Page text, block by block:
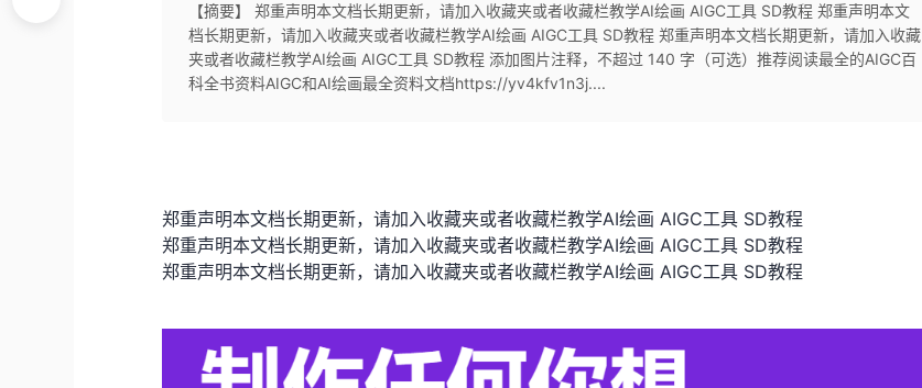
【摘要】 郑重声明本文档长期更新，请加入收藏夹或者收藏栏教学AI绘画 AIGC工具 SD教程 郑重声明本文
档长期更新，请加入收藏夹或者收藏栏教学AI绘画 AIGC工具 SD教程 郑重声明本文档长期更新，请加入收藏
夹或者收藏栏教学AI绘画 AIGC工具 SD教程 添加图片注释，不超过 140 字（可选）推荐阅读最全的AIGC百
科全书资料AIGC和AI绘画最全资料文档https://yv4kfv1n3j....
郑重声明本文档长期更新，请加入收藏夹或者收藏栏教学AI绘画 AIGC工具 SD教程
郑重声明本文档长期更新，请加入收藏夹或者收藏栏教学AI绘画 AIGC工具 SD教程
郑重声明本文档长期更新，请加入收藏夹或者收藏栏教学AI绘画 AIGC工具 SD教程